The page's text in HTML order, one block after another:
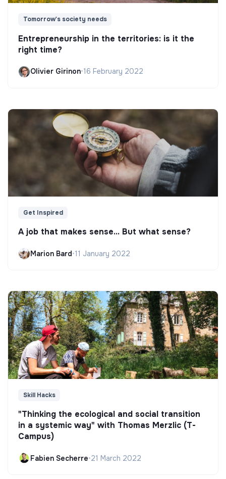
Tomorrow's society needs
Entrepreneurship in the territories: is it the
right time?
Olivier Girinon•16 February 2022
Get Inspired
A job that makes sense... But what sense?
Marion Bard•11 January 2022
Skill Hacks
"Thinking the ecological and social transition
in a systemic way" with Thomas Merzlic (T-
Campus)
Fabien Secherre•21 March 2022